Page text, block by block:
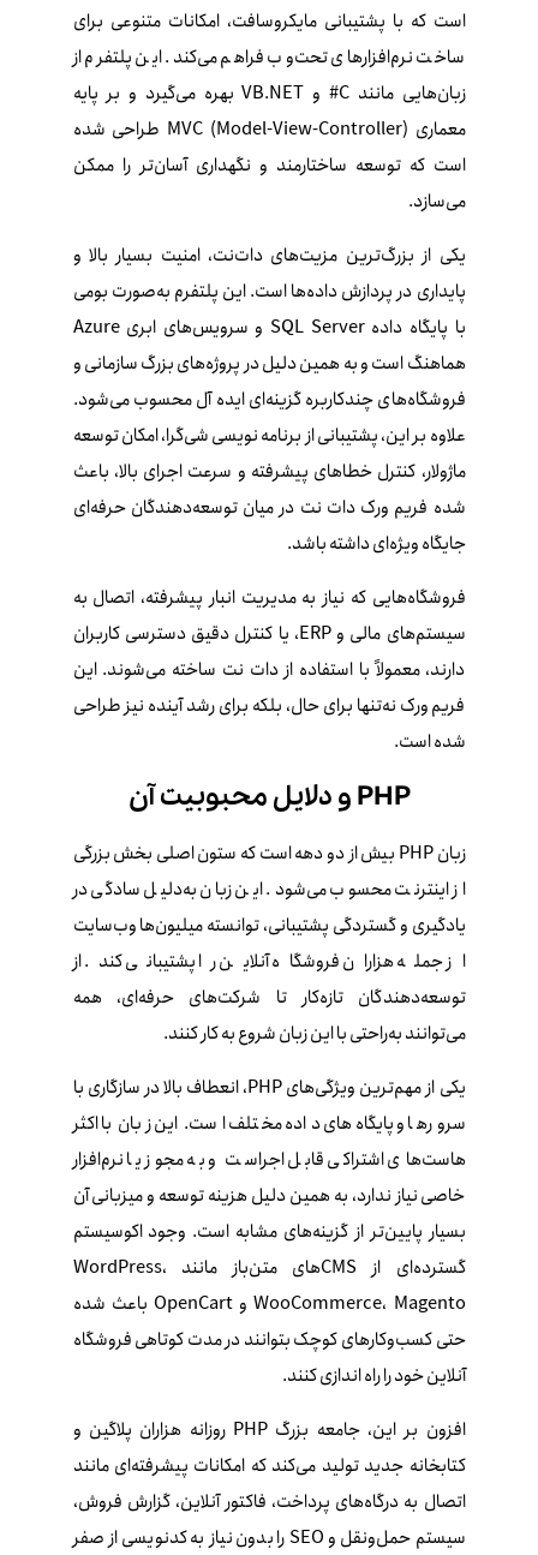
است که با پشتیبانی مایکروسافت، امکانات متنوعی برای
ساخت نرم‌افزارهای تحت‌وب فراهم می‌کند. این پلتفرم از
زبان‌هایی مانند C# و VB.NET بهره می‌گیرد و بر پایه
معماری MVC (Model-View-Controller) طراحی شده
است که توسعه ساختارمند و نگهداری آسان‌تر را ممکن
می‌سازد.
یکی از بزرگ‌ترین مزیت‌های دات‌نت، امنیت بسیار بالا و
پایداری در پردازش داده‌ها است. این پلتفرم به‌صورت بومی
با پایگاه داده SQL Server و سرویس‌های ابری Azure
هماهنگ است و به همین دلیل در پروژه‌های بزرگ سازمانی و
فروشگاه‌های چندکاربره گزینه‌ای ایده‌ آل محسوب می‌شود.
علاوه بر این، پشتیبانی از برنامه‌ نویسی شی‌گرا، امکان توسعه
ماژولار، کنترل خطاهای پیشرفته و سرعت اجرای بالا، باعث
شده فریم‌ ورک دات‌ نت در میان توسعه‌دهندگان حرفه‌ای
جایگاه ویژه‌ای داشته باشد.
فروشگاه‌هایی که نیاز به مدیریت انبار پیشرفته، اتصال به
سیستم‌های مالی و ERP، یا کنترل دقیق دسترسی کاربران
دارند، معمولاً با استفاده از دات‌ نت ساخته می‌شوند. این
فریم‌ ورک نه‌تنها برای حال، بلکه برای رشد آینده نیز طراحی
شده است.
PHP و دلایل محبوبیت آن
زبان PHP بیش از دو دهه است که ستون اصلی بخش بزرگی
از اینترنت محسوب می‌شود. این زبان به‌دلیل سادگی در
یادگیری و گستردگی پشتیبانی، توانسته میلیون‌ها وب‌سایت
از جمله هزاران فروشگاه آنلاین را پشتیبانی کند. از
توسعه‌دهندگان تازه‌کار تا شرکت‌های حرفه‌ای، همه
می‌توانند به‌راحتی با این زبان شروع به کار کنند.
یکی از مهم‌ترین ویژگی‌های PHP، انعطاف بالا در سازگاری با
سرورها و پایگاه‌های داده مختلف است. این زبان با اکثر
هاست‌های اشتراکی قابل اجراست و به مجوز یا نرم‌افزار
خاصی نیاز ندارد، به همین دلیل هزینه توسعه و میزبانی آن
بسیار پایین‌تر از گزینه‌های مشابه است. وجود اکوسیستم
گسترده‌ای از CMSهای متن‌باز مانند WordPress،
WooCommerce، Magento و OpenCart باعث شده
حتی کسب‌وکارهای کوچک بتوانند در مدت کوتاهی فروشگاه
آنلاین خود را راه‌ اندازی کنند.
افزون بر این، جامعه بزرگ PHP روزانه هزاران پلاگین و
کتابخانه جدید تولید می‌کند که امکانات پیشرفته‌ای مانند
اتصال به درگاه‌های پرداخت، فاکتور آنلاین، گزارش فروش،
سیستم حمل‌ونقل و SEO را بدون نیاز به کدنویسی از صفر